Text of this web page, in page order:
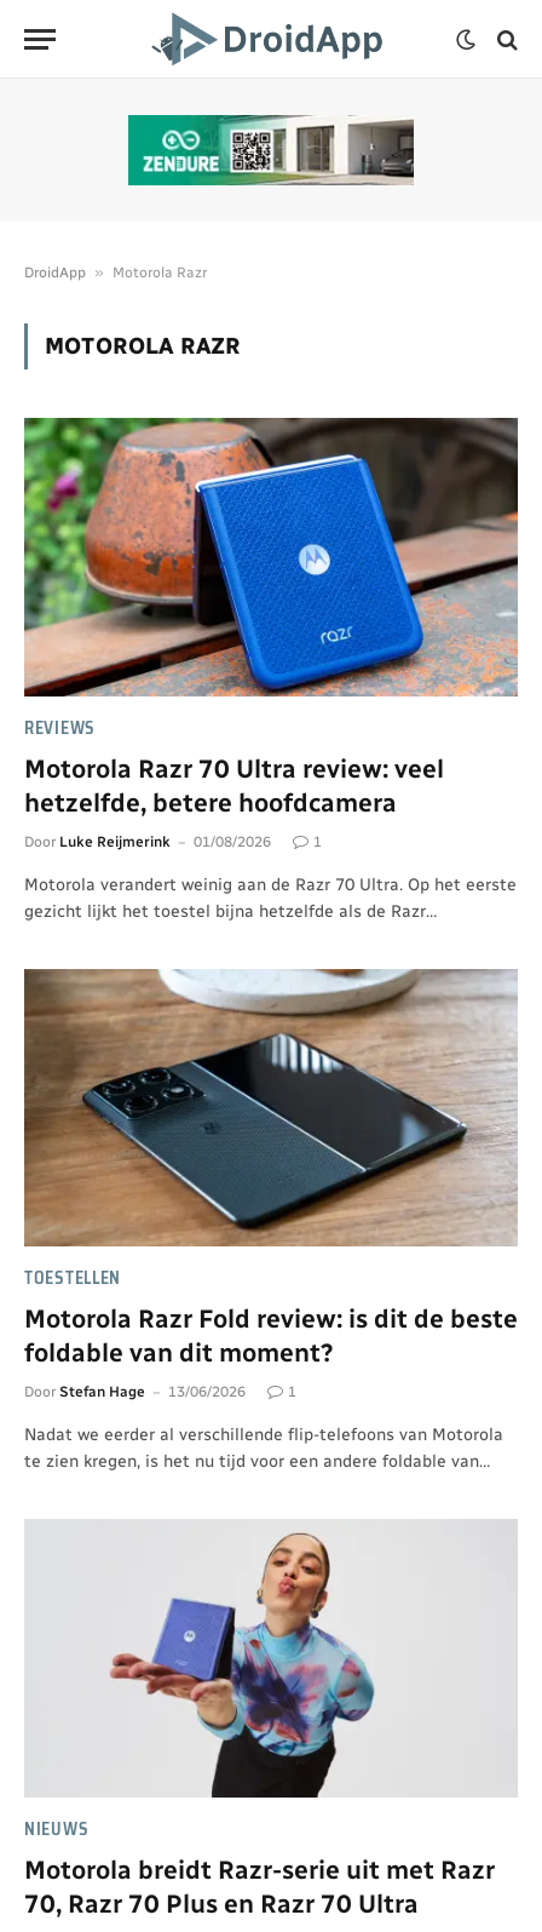
DroidApp » Motorola Razr
MOTOROLA RAZR
REVIEWS
Motorola Razr 70 Ultra review: veel
hetzelfde, betere hoofdcamera
Door Luke Reijmerink 01/08/2026 1
Motorola verandert weinig aan de Razr 70 Ultra. Op het eerste
gezicht lijkt het toestel bijna hetzelfde als de Razr…
TOESTELLEN
Motorola Razr Fold review: is dit de beste
foldable van dit moment?
Door Stefan Hage 13/06/2026 1
Nadat we eerder al verschillende flip-telefoons van Motorola
te zien kregen, is het nu tijd voor een andere foldable van…
NIEUWS
Motorola breidt Razr-serie uit met Razr
70, Razr 70 Plus en Razr 70 Ultra